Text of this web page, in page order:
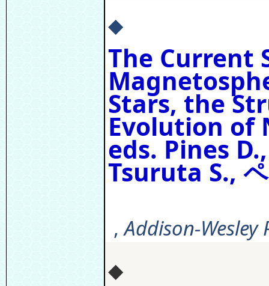
◆
The Current
Stars, the
Evolution of
eds. Pines
Tsuruta S.,
, Addison-Wesley
◆